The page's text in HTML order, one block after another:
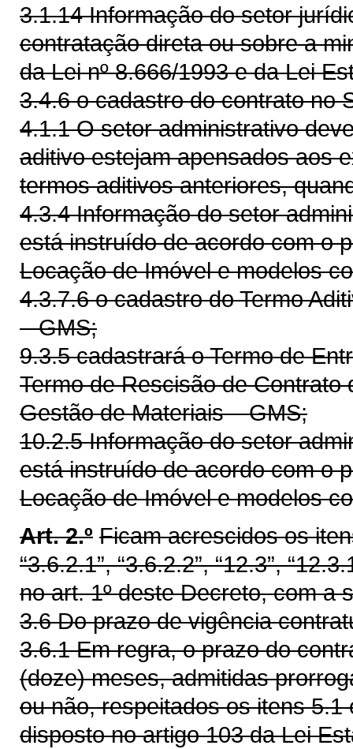
3.1.14 Informação do setor
contratação direta ou sobre a
da Lei nº 8.666/1993 e da Lei
3.4.6 o cadastro do contrato no
4.1.1 O setor administrativo
aditivo estejam apensados aos
termos aditivos anteriores,
4.3.4 Informação do setor
está instruído de acordo com o
Locação de Imóvel e modelos
4.3.7.6 o cadastro do Termo
– GMS;
9.3.5 cadastrará o Termo de
Termo de Rescisão de
Gestão de Materiais – GMS;
10.2.5 Informação do setor
está instruído de acordo com o
Locação de Imóvel e modelos
Art. 2.º Ficam acrescidos os
“3.6.2.1”, “3.6.2.2”, “12.3”,
no art. 1º deste Decreto, com a
3.6 Do prazo de vigência
3.6.1 Em regra, o prazo do
(doze) meses, admitidas
ou não, respeitados os itens
disposto no artigo 103 da Lei